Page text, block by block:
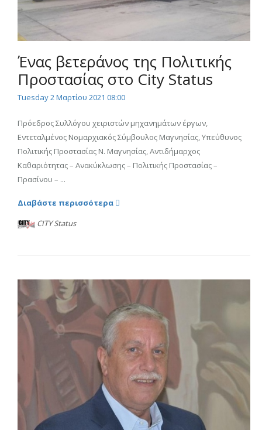
Ένας βετεράνος της Πολιτικής
Προστασίας στο City Status
Tuesday 2 Μαρτίου 2021 08:00
Πρόεδρος Συλλόγου χειριστών μηχανημάτων έργων,
Εντεταλμένος Νομαρχιακός Σύμβουλος Μαγνησίας, Υπεύθυνος
Πολιτικής Προστασίας Ν. Μαγνησίας, Αντιδήμαρχος
Καθαριότητας – Ανακύκλωσης – Πολιτικής Προστασίας –
Πρασίνου – ...
Διαβάστε περισσότερα
CITY Status